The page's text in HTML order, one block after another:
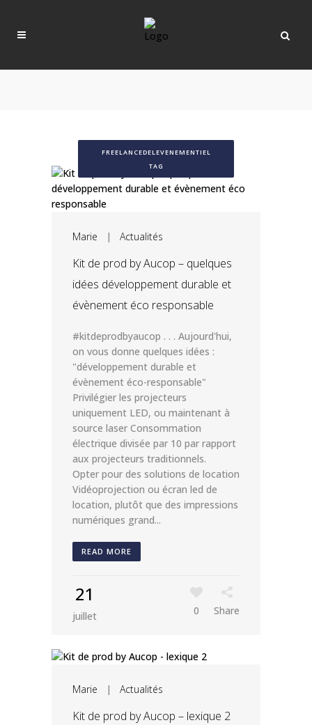
FREELANCEDELEVENEMENTIEL
TAG
Marie | Actualités
Kit de prod by Aucop – quelques
idées développement durable et
évènement éco responsable
#kitdeprodbyaucop . . . Aujourd'hui,
on vous donne quelques idées :
"développement durable et
évènement éco-responsable"
Privilégier les projecteurs
uniquement LED, ou maintenant à
source laser Consommation
électrique divisée par 10 par rapport
aux projecteurs traditionnels.
Opter pour des solutions de location
Vidéoprojection ou écran led de
location, plutôt que des impressions
numériques grand...
READ MORE
21
juillet 0 Share
Marie | Actualités
Kit de prod by Aucop – lexique 2